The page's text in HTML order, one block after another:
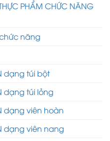
PHẨM CHỨC NĂNG
năng
dạng túi bột
dạng túi lỏng
dạng viên hoàn
dạng viên nang